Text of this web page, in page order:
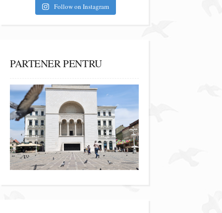
Follow on Instagram
PARTENER PENTRU